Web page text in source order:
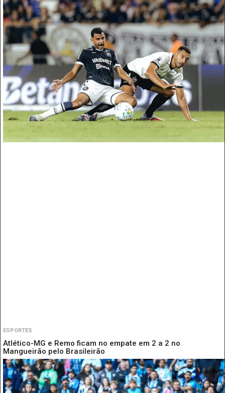
ESPORTES
Atlético-MG e Remo ficam no empate em 2 a 2 no
Mangueirão pelo Brasileirão